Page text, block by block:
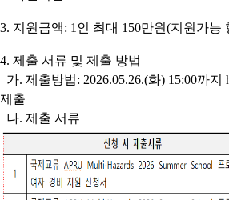
3. 지원금액: 1인 최대 150만원(지원가능
4. 제출 서류 및 제출 방법
가. 제출방법: 2026.05.26.(화) 15:00까지
제출
나. 제출 서류